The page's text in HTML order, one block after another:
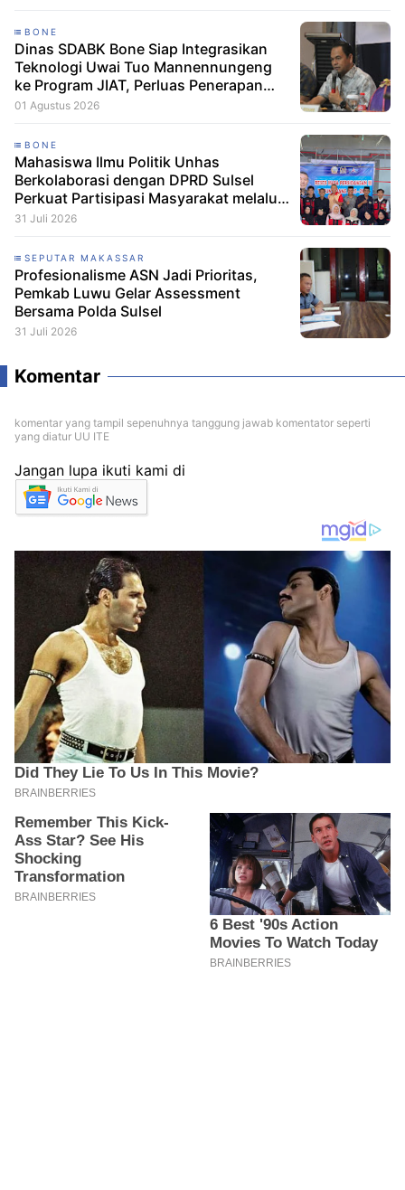
BONE
Dinas SDABK Bone Siap Integrasikan
Teknologi Uwai Tuo Mannennungeng
ke Program JIAT, Perluas Penerapan
Irigasi Cerdas
01 Agustus 2026
BONE
Mahasiswa Ilmu Politik Unhas
Berkolaborasi dengan DPRD Sulsel
Perkuat Partisipasi Masyarakat melalui
Edukasi Penyaluran Aspirasi di Desa
31 Juli 2026
SEPUTAR MAKASSAR
Profesionalisme ASN Jadi Prioritas,
Pemkab Luwu Gelar Assessment
Bersama Polda Sulsel
31 Juli 2026
Komentar
komentar yang tampil sepenuhnya tanggung jawab komentator seperti
yang diatur UU ITE
Jangan lupa ikuti kami di